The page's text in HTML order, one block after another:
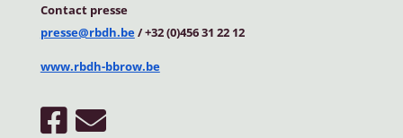
Contact presse
presse@rbdh.be/ +32 (0)456 31 22 12
www.rbdh-bbrow.be